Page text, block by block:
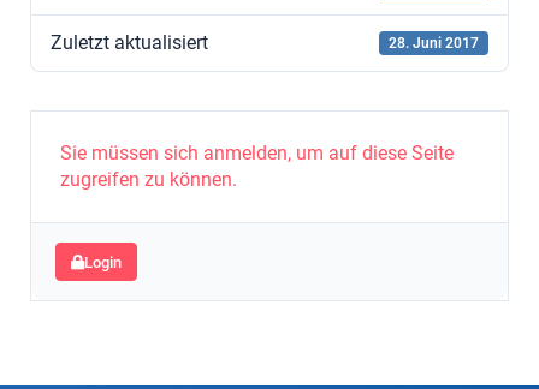
Zuletzt aktualisiert 28. Juni 2017
Sie müssen sich anmelden, um auf diese Seite
zugreifen zu können.
Login